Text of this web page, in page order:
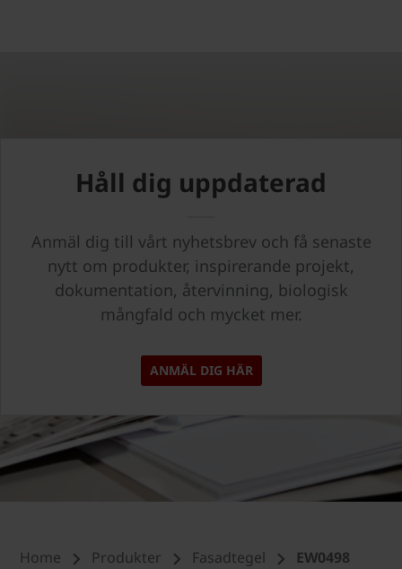
Håll dig uppdaterad
Anmäl dig till vårt nyhetsbrev och få senaste
nytt om produkter, inspirerande projekt,
dokumentation, återvinning, biologisk
mångfald och mycket mer.
ANMÄL DIG HÄR
Home Produkter Fasadtegel
EW0498